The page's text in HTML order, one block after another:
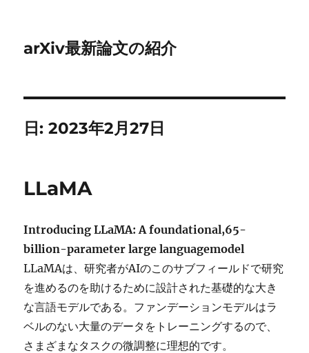
arXiv最新論文の紹介
日:2023年2月27日
LLaMA
Introducing LLaMA: A foundational,65-
billion-parameter large languagemodel
LLaMAは、研究者がAIのこのサブフィールドで研究
を進めるのを助けるために設計された基礎的な大き
な言語モデルである。ファンデーションモデルはラ
ベルのない大量のデータをトレーニングするので、
さまざまなタスクの微調整に理想的です。